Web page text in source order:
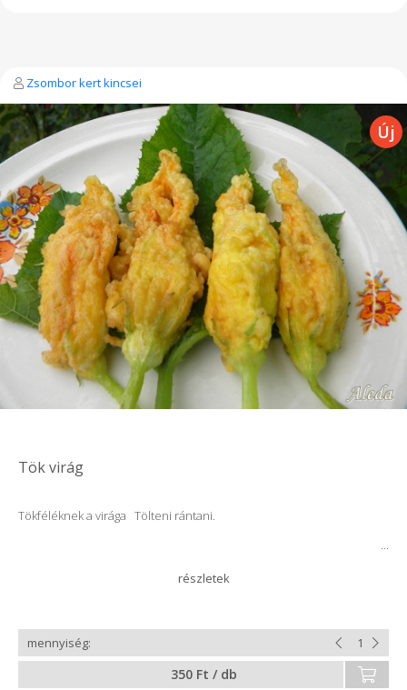
Zsombor kert kincsei
Tök virág
Tökféléknek a virága Tölteni rántani.
350 Ft / db